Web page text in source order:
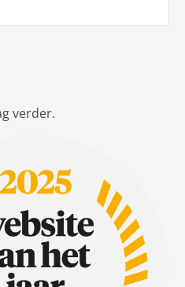
verder.